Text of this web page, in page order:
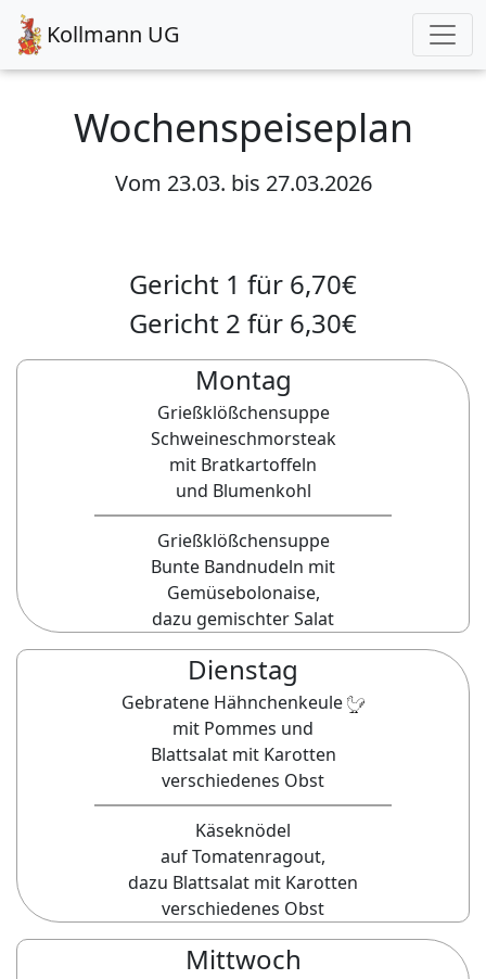
Kollmann UG
Wochenspeiseplan
Vom 23.03. bis 27.03.2026
Gericht 1 für 6,70€
Gericht 2 für 6,30€
Montag
Grießklößchensuppe
Schweineschmorsteak
mit Bratkartoffeln
und Blumenkohl
Grießklößchensuppe
Bunte Bandnudeln mit
Gemüsebolonaise,
dazu gemischter Salat
Dienstag
Gebratene Hähnchenkeule
mit Pommes und
Blattsalat mit Karotten
verschiedenes Obst
Käseknödel
auf Tomatenragout,
dazu Blattsalat mit Karotten
verschiedenes Obst
Mittwoch